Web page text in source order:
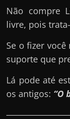
Não compre
livre, pois
Se o fizer
suporte que
Lá pode até
os antigos: “O